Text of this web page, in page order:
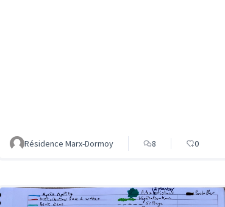
Résidence Marx-Dormoy 8 0